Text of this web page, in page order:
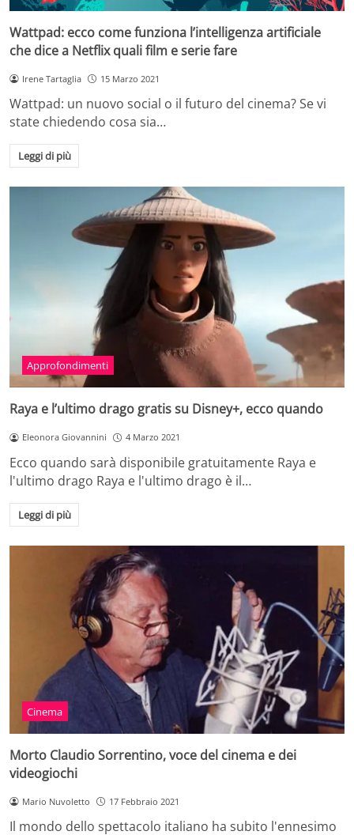
Wattpad: ecco come funziona l’intelligenza artificiale
che dice a Netflix quali film e serie fare
Irene Tartaglia 15 Marzo 2021
Wattpad: un nuovo social o il futuro del cinema? Se vi
state chiedendo cosa sia…
Leggi di più
Approfondimenti
Raya e l’ultimo drago gratis su Disney+, ecco quando
Eleonora Giovannini 4 Marzo 2021
Ecco quando sarà disponibile gratuitamente Raya e
l'ultimo drago Raya e l'ultimo drago è il…
Leggi di più
Cinema
Morto Claudio Sorrentino, voce del cinema e dei
videogiochi
Mario Nuvoletto 17 Febbraio 2021
Il mondo dello spettacolo italiano ha subito l'ennesimo